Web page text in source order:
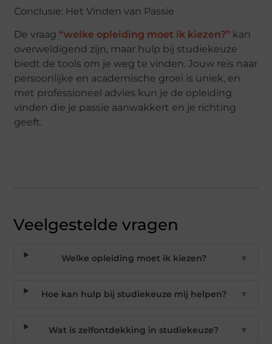
Conclusie: Het Vinden van Passie
De vraag “welke opleiding moet ik kiezen?” kan
overweldigend zijn, maar hulp bij studiekeuze
biedt de tools om je weg te vinden. Jouw reis naar
persoonlijke en academische groei is uniek, en
met professioneel advies kun je de opleiding
vinden die je passie aanwakkert en je richting
geeft.
Veelgestelde vragen
Welke opleiding moet ik kiezen? ▼
Hoe kan hulp bij studiekeuze mij helpen? ▼
Wat is zelfontdekking in studiekeuze? ▼